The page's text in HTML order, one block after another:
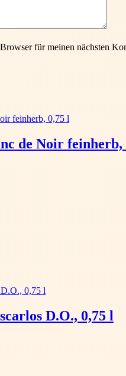
für meinen nächsten
de Noir feinherb,
D.O., 0,75 l